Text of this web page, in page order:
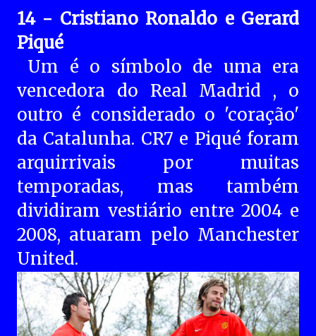
14 - Cristiano Ronaldo e Gerard
Piqué
Um é o símbolo de uma era
vencedora do Real Madrid , o
outro é considerado o 'coração'
da Catalunha. CR7 e Piqué foram
arquirrivais por muitas
temporadas, mas também
dividiram vestiário entre 2004 e
2008, atuaram pelo Manchester
United.